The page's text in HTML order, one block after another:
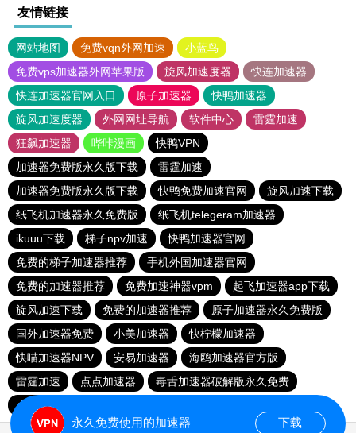
友情链接
网站地图 免费vqn外网加速
小蓝鸟
免费vps加速器外网苹果版
旋风加速度器
快连加速器
快连加速器官网入口
原子加速器
快鸭加速器
旋风加速度器
外网网址导航 软件中心
雷霆加速
狂飙加速器
哔咔漫画
快鸭VPN
加速器免费版永久版下载
雷霆加速
加速器免费版永久版下载
快鸭免费加速官网
旋风加速下载
纸飞机加速器永久免费版
纸飞机telegeram加速器
ikuuu下载
梯子npv加速
快鸭加速器官网
免费的梯子加速器推荐
手机外国加速器官网
免费的加速器推荐
免费加速神器vpm
起飞加速器app下载
旋风加速下载
免费的加速器推荐
原子加速器永久免费版
国外加速器免费
小美加速器
快柠檬加速器
快喵加速器NPV
安易加速器
海鸥加速器官方版
雷霆加速
点点加速器
毒舌加速器破解版永久免费
小黄鸭vp加速
永久免费使用的加速器 下载